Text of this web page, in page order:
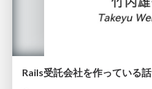
Rails受託会社を作っている話